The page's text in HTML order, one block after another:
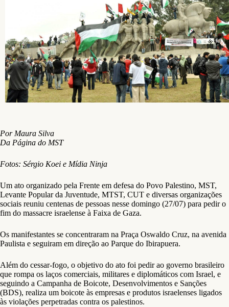
Por Maura Silva
Da Página do MST
Fotos: Sérgio Koei e Mídia Ninja
Um ato organizado pela Frente em defesa do Povo Palestino, MST,
Levante Popular da Juventude, MTST, CUT e diversas organizações
sociais reuniu centenas de pessoas nesse domingo (27/07) para pedir o
fim do massacre israelense à Faixa de Gaza.
Os manifestantes se concentraram na Praça Oswaldo Cruz, na avenida
Paulista e seguiram em direção ao Parque do Ibirapuera.
Além do cessar-fogo, o objetivo do ato foi pedir ao governo brasileiro
que rompa os laços comerciais, militares e diplomáticos com Israel, e
seguindo a Campanha de Boicote, Desenvolvimentos e Sanções
(BDS), realiza um boicote às empresas e produtos israelenses ligados
às violações perpetradas contra os palestinos.